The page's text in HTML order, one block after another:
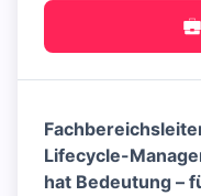
Lifecycle-
hat Bedeutung –